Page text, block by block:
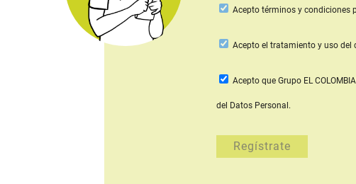
Acepto términos y condiciones
Aceptoel tratamiento y uso del
Acepto que Grupo EL
del Datos Personal.